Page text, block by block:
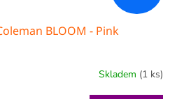
BLOOM - Pink
Skladem (1 ks)